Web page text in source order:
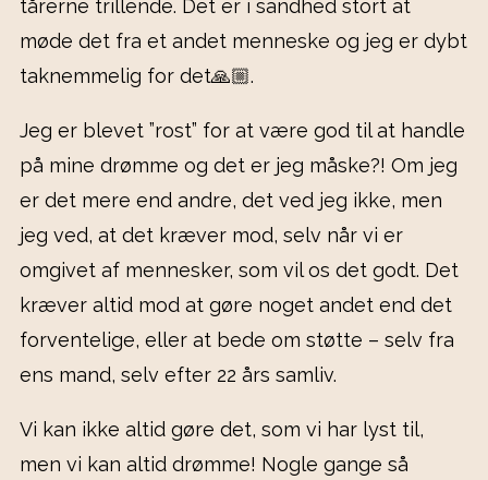
tårerne trillende. Det er i sandhed stort at
møde det fra et andet menneske og jeg er dybt
taknemmelig for det🙏🏼.
Jeg er blevet ”rost” for at være god til at handle
på mine drømme og det er jeg måske?! Om jeg
er det mere end andre, det ved jeg ikke, men
jeg ved, at det kræver mod, selv når vi er
omgivet af mennesker, som vil os det godt. Det
kræver altid mod at gøre noget andet end det
forventelige, eller at bede om støtte – selv fra
ens mand, selv efter 22 års samliv.
Vi kan ikke altid gøre det, som vi har lyst til,
men vi kan altid drømme! Nogle gange så